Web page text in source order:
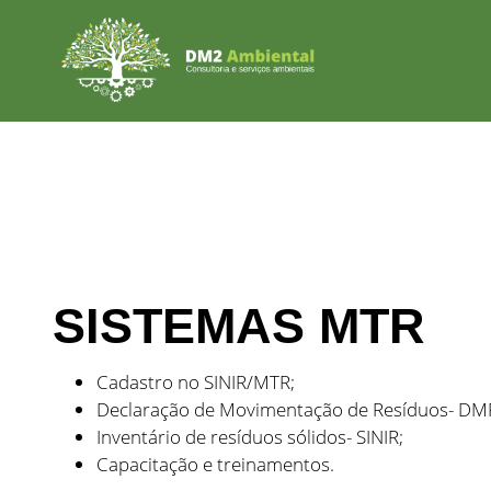
SISTEMAS MTR
Cadastro no SINIR/MTR;
Declaração de Movimentação de Resíduos-
Inventário de resíduos sólidos- SINIR;
Capacitação e treinamentos.